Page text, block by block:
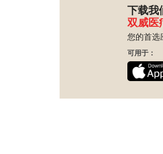
下载
双威医
您的首选
可用于：